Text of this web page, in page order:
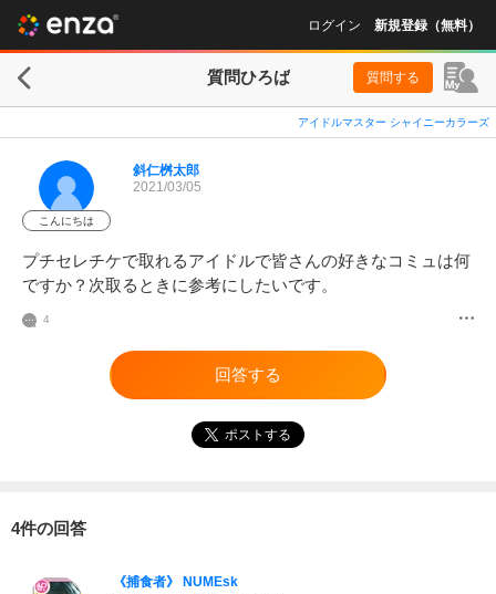
ログイン 新規登録（無料）
質問ひろば 質問する
アイドルマスター シャイニーカラーズ
こんにちは
斜仁桝太郎
2021/03/05
プチセレチケで取れるアイドルで皆さんの好きなコミュは何
ですか？次取るときに参考にしたいです。
4
回答する
ポストする
4件の回答
《捕食者》 NUMEsk